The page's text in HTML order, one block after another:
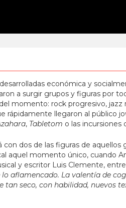
económica y
a surgir grupos y figuras por
momento: rock progresivo, jazz
rápidamente llegaron al público
, Tabletom o las incursiones
con dos de las figuras de aquellos
aquel momento único, cuando
y escritor Luis Clemente,
aflamencado. La valentía de
seco, con habilidad, nuevos